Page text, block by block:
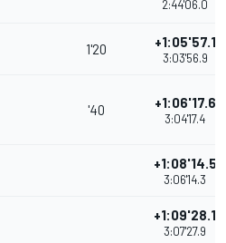
2:44'06.0
1'20 +1:05'57.1
3:03'56.9
'40 +1:06'17.6
3:04'17.4
+1:08'14.5
3:06'14.3
+1:09'28.1
3:07'27.9